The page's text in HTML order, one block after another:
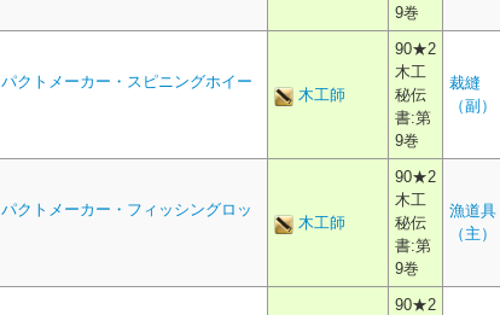
9巻
パクトメーカー・スピニングホイー
木工師
90★2
木工
秘伝
書:第
9巻
裁縫
（副）
パクトメーカー・フィッシングロッ
木工師
90★2
木工
秘伝
書:第
9巻
漁道具
（主）
90★2